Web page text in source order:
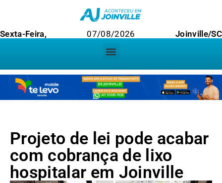
Sexta-Feira, 07/08/2026 Joinville/SC
Projeto de lei pode acabar
com cobrança de lixo
hospitalar em Joinville